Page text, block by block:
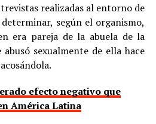
realizadas al entorno de
según el organismo,
era pareja de la abuela de la
sexualmente de ella hace
efecto negativo que
América Latina